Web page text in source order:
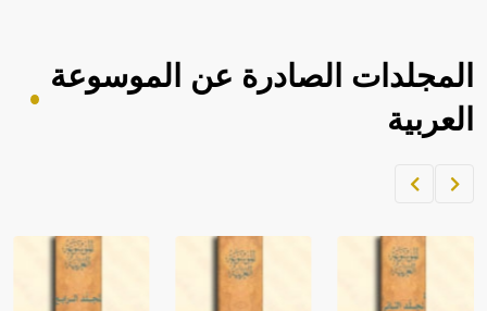
المجلدات الصادرة عن الموسوعة
العربية